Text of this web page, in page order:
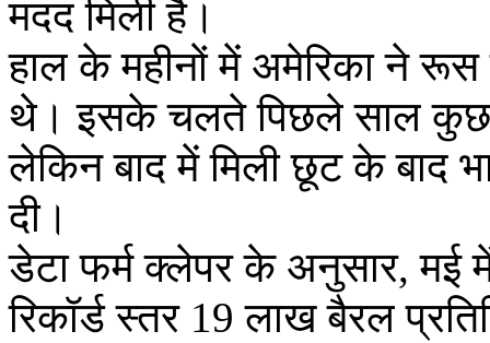
मदद मिली है।
हाल के महीनों में अमेरिका ने
थे। इसके चलते पिछले साल कुछ
लेकिन बाद में मिली छूट के बाद
दी।
डेटा फर्म क्लेपर के अनुसार, मई
रिकॉर्ड स्तर 19 लाख बैरल